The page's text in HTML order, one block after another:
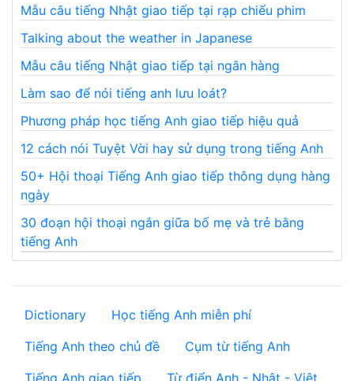
Mẫu câu tiếng Nhật giao tiếp tại rạp chiếu phim
Talking about the weather in Japanese
Mẫu câu tiếng Nhật giao tiếp tại ngân hàng
Làm sao để nói tiếng anh lưu loát?
Phương pháp học tiếng Anh giao tiếp hiệu quả
12 cách nói Tuyệt Vời hay sử dụng trong tiếng Anh
50+ Hội thoại Tiếng Anh giao tiếp thông dụng hàng
ngày
30 đoạn hội thoại ngắn giữa bố mẹ và trẻ bằng
tiếng Anh
Dictionary
Học tiếng Anh miễn phí
Tiếng Anh theo chủ đề
Cụm từ tiếng Anh